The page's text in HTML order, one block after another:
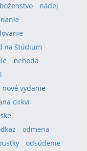
nádej
na štúdium
nehoda
nové vydanie
cirkvi
odmena
odsúdenie